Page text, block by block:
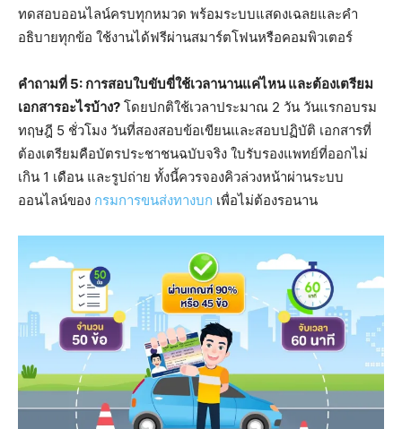
ทดสอบออนไลน์ครบทุกหมวด พร้อมระบบแสดงเฉลยและคำ
อธิบายทุกข้อ ใช้งานได้ฟรีผ่านสมาร์ตโฟนหรือคอมพิวเตอร์
คำถามที่ 5: การสอบใบขับขี่ใช้เวลานานแค่ไหน และต้องเตรียม
เอกสารอะไรบ้าง? โดยปกติใช้เวลาประมาณ 2 วัน วันแรกอบรม
ทฤษฎี 5 ชั่วโมง วันที่สองสอบข้อเขียนและสอบปฏิบัติ เอกสารที่
ต้องเตรียมคือบัตรประชาชนฉบับจริง ใบรับรองแพทย์ที่ออกไม่
เกิน 1 เดือน และรูปถ่าย ทั้งนี้ควรจองคิวล่วงหน้าผ่านระบบ
ออนไลน์ของ กรมการขนส่งทางบก เพื่อไม่ต้องรอนาน